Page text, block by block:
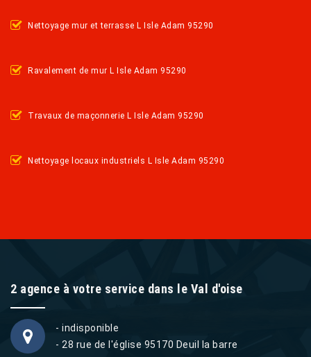
Nettoyage mur et terrasse L Isle Adam 95290
Ravalement de mur L Isle Adam 95290
Travaux de maçonnerie L Isle Adam 95290
Nettoyage locaux industriels L Isle Adam 95290
2 agence à votre service dans le Val d'oise
- indisponible
- 28 rue de l'église 95170 Deuil la barre